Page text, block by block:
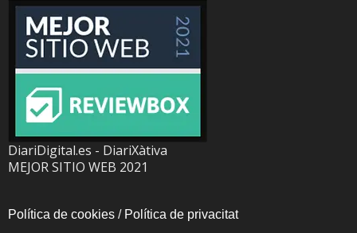
DiariDigital.es - DiariXàtiva
MEJOR SITIO WEB 2021
Política de cookies / Política de privacitat